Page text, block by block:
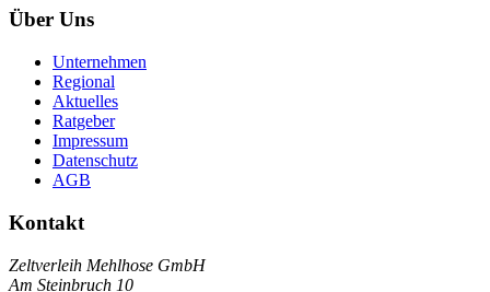
Über Uns
Unternehmen
Regional
Aktuelles
Ratgeber
Impressum
Datenschutz
AGB
Kontakt
Zeltverleih Mehlhose GmbH
Am Steinbruch 10